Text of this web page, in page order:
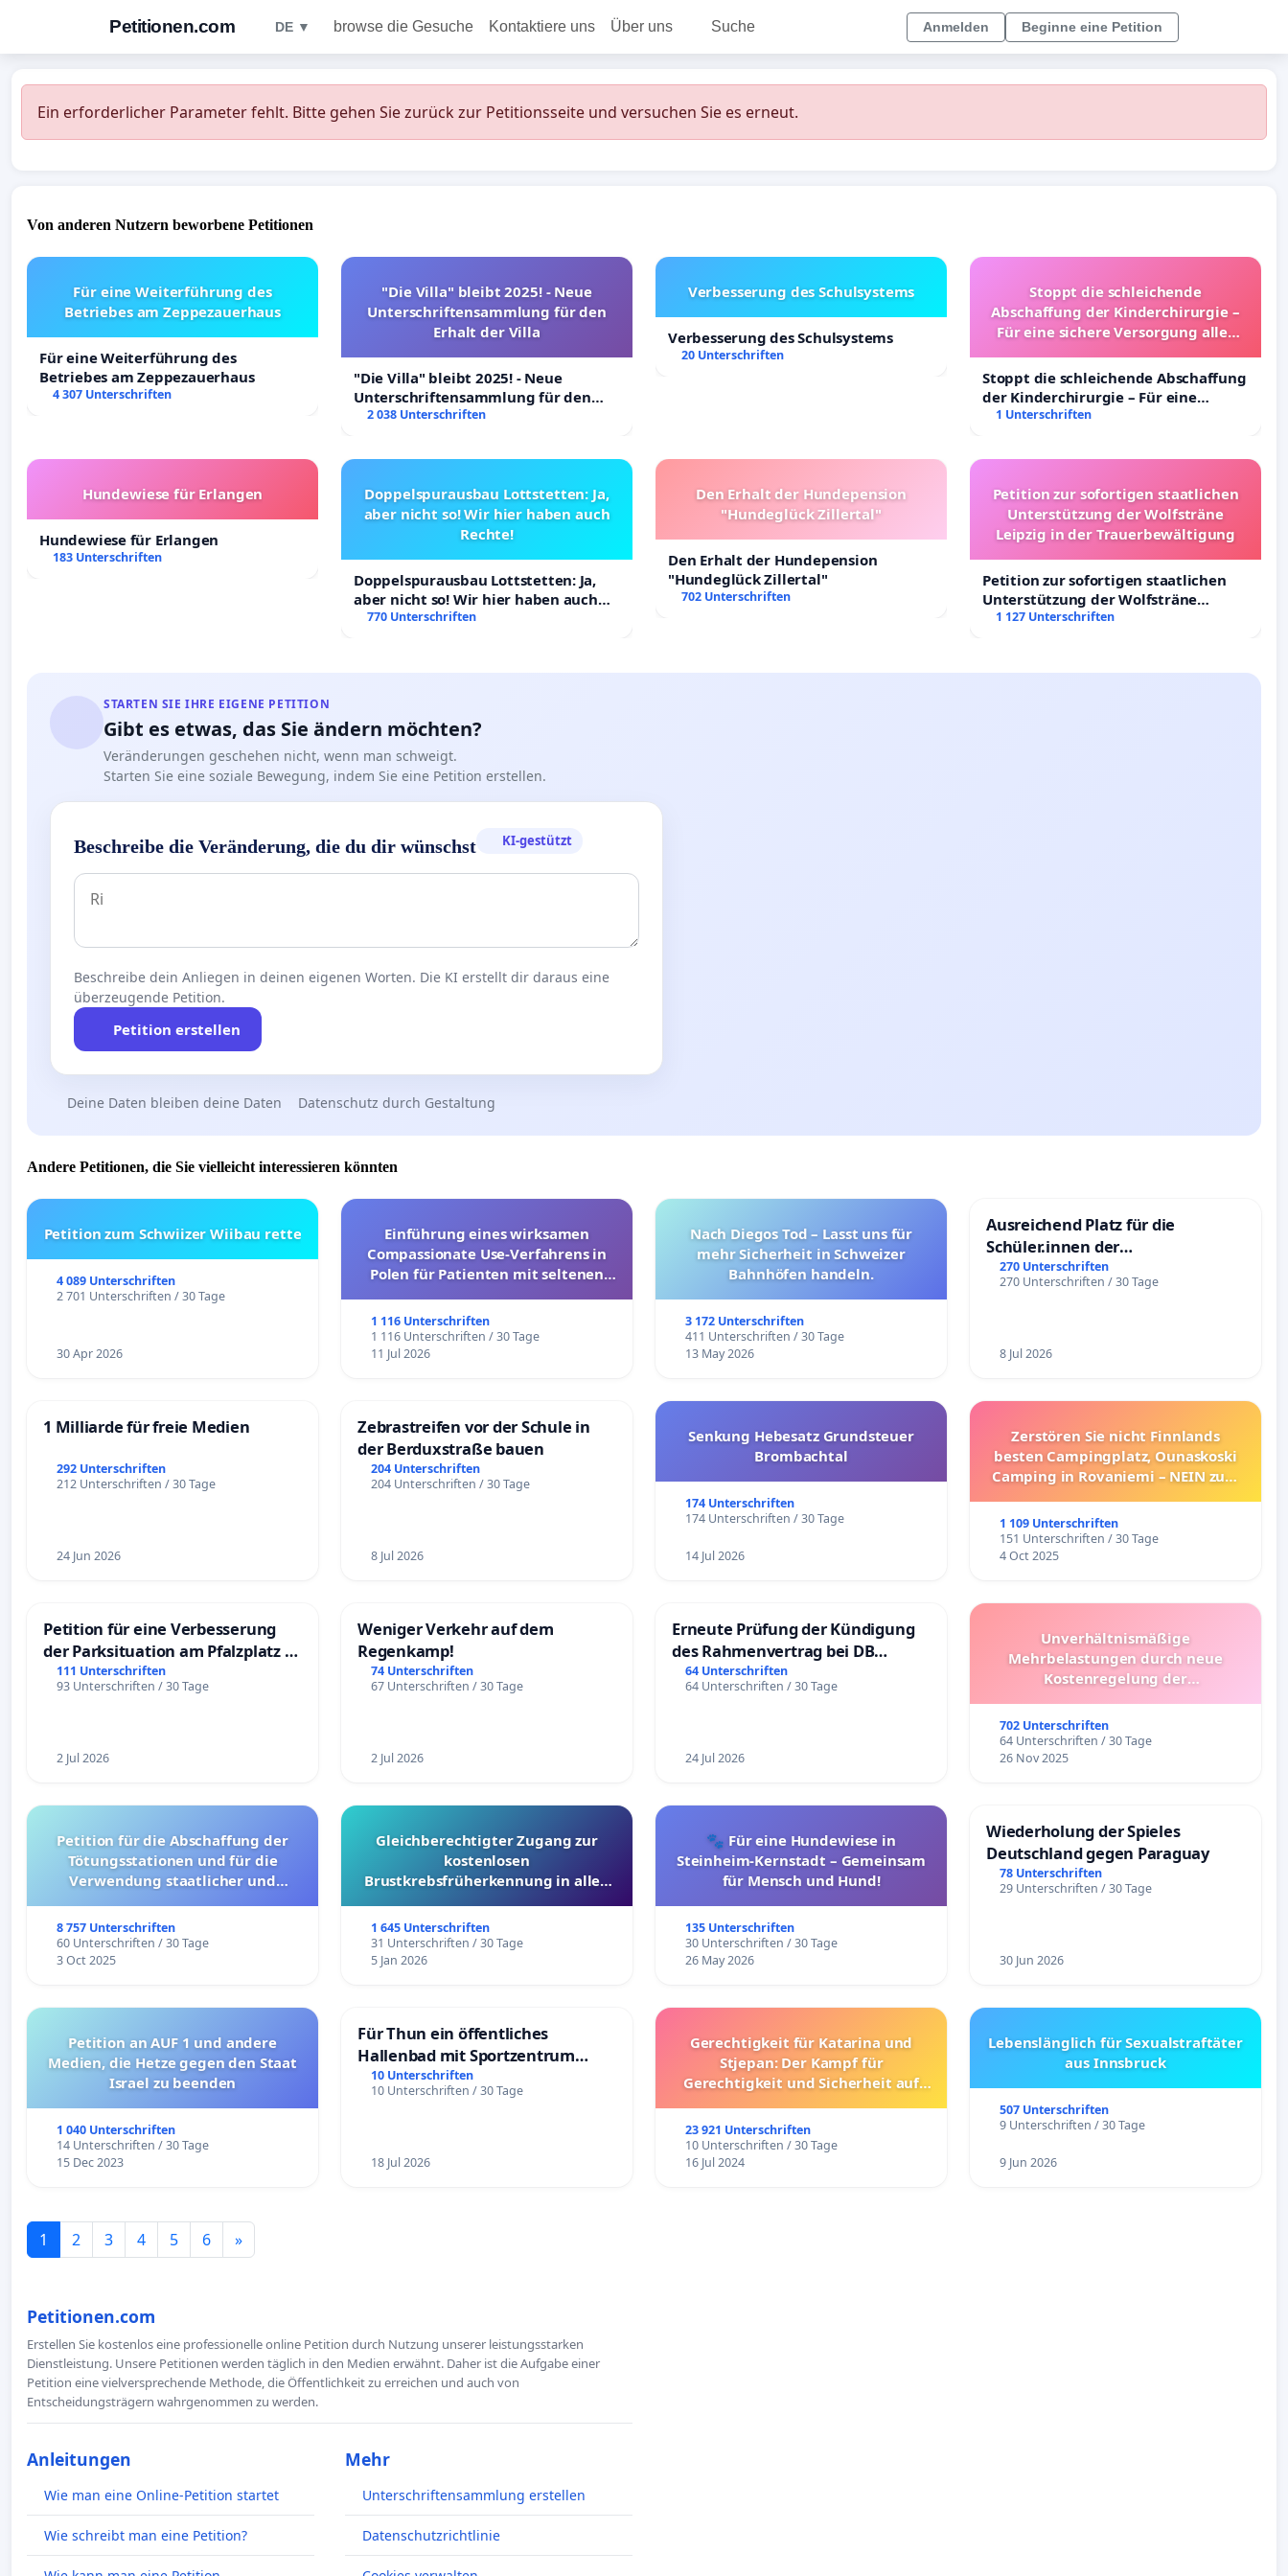
Petitionen.com DE ▼ browse die Gesuche Kontaktiere uns Über uns Suche Anmelden Beginne eine Petition
Ein erforderlicher Parameter fehlt. Bitte gehen Sie zurück zur Petitionsseite und versuchen Sie es erneut.
Von anderen Nutzern beworbene Petitionen
Für eine Weiterführung des
Betriebes am Zeppezauerhaus
Für eine Weiterführung des
Betriebes am Zeppezauerhaus
4 307 Unterschriften
"Die Villa" bleibt 2025! - Neue
Unterschriftensammlung für den
Erhalt der Villa
"Die Villa" bleibt 2025! - Neue
Unterschriftensammlung für den
Erhalt der Villa
2 038 Unterschriften
Verbesserung des Schulsystems
Verbesserung des Schulsystems
20 Unterschriften
Stoppt die schleichende
Abschaffung der Kinderchirurgie –
Für eine sichere Versorgung aller
Stoppt die schleichende Abschaffung
der Kinderchirurgie – Für eine
sichere Versorgung aller Kinder in
1 Unterschriften
Hundewiese für Erlangen
Hundewiese für Erlangen
183 Unterschriften
Doppelspurausbau Lottstetten: Ja,
aber nicht so! Wir hier haben auch
Rechte!
Doppelspurausbau Lottstetten: Ja,
aber nicht so! Wir hier haben auch
Rechte!
770 Unterschriften
Den Erhalt der Hundepension
"Hundeglück Zillertal"
Den Erhalt der Hundepension
"Hundeglück Zillertal"
702 Unterschriften
Petition zur sofortigen staatlichen
Unterstützung der Wolfsträne
Leipzig in der Trauerbewältigung
Petition zur sofortigen staatlichen
Unterstützung der Wolfsträne
Leipzig in der Trauerbewältigung
1 127 Unterschriften
STARTEN SIE IHRE EIGENE PETITION
Gibt es etwas, das Sie ändern möchten?
Veränderungen geschehen nicht, wenn man schweigt.
Starten Sie eine soziale Bewegung, indem Sie eine Petition erstellen.
Beschreibe die Veränderung, die du dir wünschst KI-gestützt
Beschreibe dein Anliegen in deinen eigenen Worten. Die KI erstellt dir daraus eine
überzeugende Petition.
Petition erstellen
Deine Daten bleiben deine Daten Datenschutz durch Gestaltung
Andere Petitionen, die Sie vielleicht interessieren könnten
Petition zum Schwiizer Wiibau rette
4 089 Unterschriften
2 701 Unterschriften / 30 Tage
30 Apr 2026
Einführung eines wirksamen
Compassionate Use-Verfahrens in
Polen für Patienten mit seltenen
1 116 Unterschriften
1 116 Unterschriften / 30 Tage
11 Jul 2026
Nach Diegos Tod – Lasst uns für
mehr Sicherheit in Schweizer
Bahnhöfen handeln.
3 172 Unterschriften
411 Unterschriften / 30 Tage
13 May 2026
Ausreichend Platz für die
Schüler.innen der
Schönbergschule
270 Unterschriften
270 Unterschriften / 30 Tage
8 Jul 2026
1 Milliarde für freie Medien
292 Unterschriften
212 Unterschriften / 30 Tage
24 Jun 2026
Zebrastreifen vor der Schule in
der Berduxstraße bauen
204 Unterschriften
204 Unterschriften / 30 Tage
8 Jul 2026
Senkung Hebesatz Grundsteuer
Brombachtal
174 Unterschriften
174 Unterschriften / 30 Tage
14 Jul 2026
Zerstören Sie nicht Finnlands
besten Campingplatz, Ounaskoski
Camping in Rovaniemi – NEIN zum
1 109 Unterschriften
151 Unterschriften / 30 Tage
4 Oct 2025
Petition für eine Verbesserung
der Parksituation am Pfalzplatz in
Mannheim
111 Unterschriften
93 Unterschriften / 30 Tage
2 Jul 2026
Weniger Verkehr auf dem
Regenkamp!
74 Unterschriften
67 Unterschriften / 30 Tage
2 Jul 2026
Erneute Prüfung der Kündigung
des Rahmenvertrag bei DB
Fahrwegdienste Gmbh
64 Unterschriften
64 Unterschriften / 30 Tage
24 Jul 2026
Unverhältnismäßige
Mehrbelastungen durch neue
Kostenregelung der
Überprüfung und Alternativen
702 Unterschriften
64 Unterschriften / 30 Tage
26 Nov 2025
Petition für die Abschaffung der
Tötungsstationen und für die
Verwendung staatlicher und
8 757 Unterschriften
60 Unterschriften / 30 Tage
3 Oct 2025
Gleichberechtigter Zugang zur
kostenlosen
Brustkrebsfrüherkennung in allen
1 645 Unterschriften
31 Unterschriften / 30 Tage
5 Jan 2026
🐾 Für eine Hundewiese in
Steinheim-Kernstadt – Gemeinsam
für Mensch und Hund!
135 Unterschriften
30 Unterschriften / 30 Tage
26 May 2026
Wiederholung der Spieles
Deutschland gegen Paraguay
78 Unterschriften
29 Unterschriften / 30 Tage
30 Jun 2026
Petition an AUF 1 und andere
Medien, die Hetze gegen den Staat
Israel zu beenden
1 040 Unterschriften
14 Unterschriften / 30 Tage
15 Dec 2023
Für Thun ein öffentliches
Hallenbad mit Sportzentrum
schaffen
10 Unterschriften
10 Unterschriften / 30 Tage
18 Jul 2026
Gerechtigkeit für Katarina und
Stjepan: Der Kampf für
Gerechtigkeit und Sicherheit auf
23 921 Unterschriften
10 Unterschriften / 30 Tage
16 Jul 2024
Lebenslänglich für Sexualstraftäter
aus Innsbruck
507 Unterschriften
9 Unterschriften / 30 Tage
9 Jun 2026
1 2 3 4 5 6 »
Petitionen.com
Erstellen Sie kostenlos eine professionelle online Petition durch Nutzung unserer leistungsstarken
Dienstleistung. Unsere Petitionen werden täglich in den Medien erwähnt. Daher ist die Aufgabe einer
Petition eine vielversprechende Methode, die Öffentlichkeit zu erreichen und auch von
Entscheidungsträgern wahrgenommen zu werden.
Anleitungen
Wie man eine Online-Petition startet
Wie schreibt man eine Petition?
Mehr
Unterschriftensammlung erstellen
Datenschutzrichtlinie